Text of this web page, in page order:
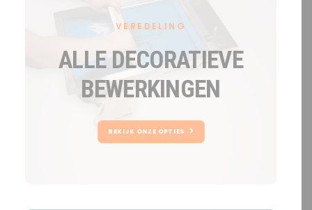
VEREDELING
ALLE DECORATIEVE
BEWERKINGEN
BEKIJK ONZE OPTIES